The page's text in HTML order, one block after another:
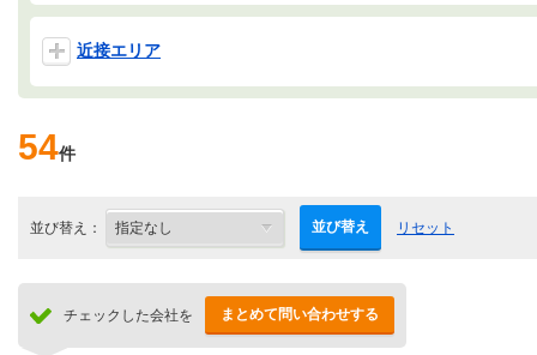
近接エリア
54件
並び替え： 並び替え リセット
チェックした会社を まとめて問い合わせする